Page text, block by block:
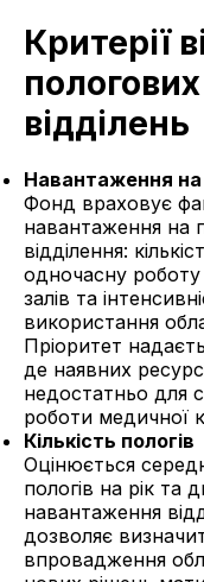
Критерії
пологових
відділень
Навантаження на
Фонд враховує
навантаження на
відділення:
одночасну
залів та
використання
Пріоритет
де наявних
недостатньо для
роботи медичної
Кількість пологів
Оцінюється
пологів на рік та
навантаження
дозволяє
впровадження